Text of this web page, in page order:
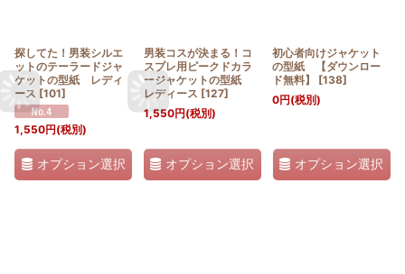
探してた！男装シルエ
ットのテーラードジャ
ケットの型紙 レディ
ース [101]
1,550円(税別)
オプション選択
男装コスが決まる！コ
スプレ用ピークドカラ
ージャケットの型紙
レディース [127]
1,550円(税別)
オプション選択
初心者向けジャケット
の型紙 【ダウンロー
ド無料】
[138]
0円(税別)
オプション選択